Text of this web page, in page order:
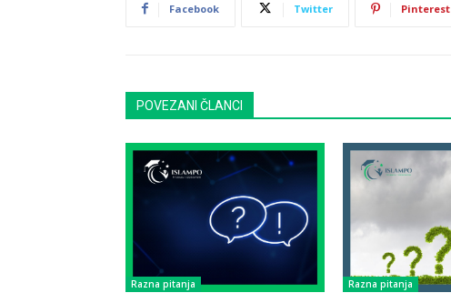
Facebook Twitter Pinterest
POVEZANI ČLANCI
Razna pitanja Razna pitanja